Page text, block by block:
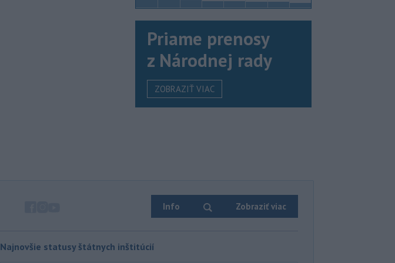
Vo štvrtok (6. 8.) má byť na
Priame prenosy
z Národnej rady
ZOBRAZIŤ VIAC
Info Zobraziť viac
Najnovšie statusy štátnych inštitúcií